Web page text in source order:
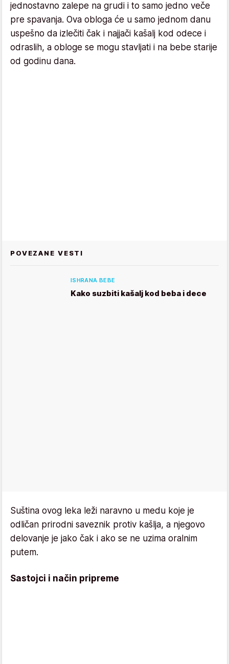
jednostavno zalepe na grudi i to samo jedno veče
pre spavanja. Ova obloga će u samo jednom danu
uspešno da izlečiti čak i najjači kašalj kod odece i
odraslih, a obloge se mogu stavljati i na bebe starije
od godinu dana.
POVEZANE VESTI
ISHRANA BEBE
Kako suzbiti kašalj kod beba i dece
Suština ovog leka leži naravno u medu koje je
odličan prirodni saveznik protiv kašlja, a njegovo
delovanje je jako čak i ako se ne uzima oralnim
putem.
Sastojci i način pripreme